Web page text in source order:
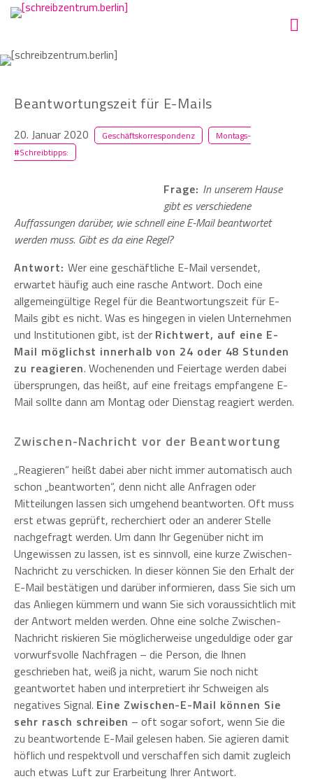
Beantwortungszeit für E-Mails
20. Januar 2020 Geschäftskorrespondenz
Montags-
#Schreibtipps:
Frage: In unserem Hause
gibt es verschiedene
Auffassungen darüber, wie schnell eine E-Mail beantwortet
werden muss. Gibt es da eine Regel?
Antwort: Wer eine geschäftliche E-Mail versendet,
erwartet häufig auch eine rasche Antwort. Doch eine
allgemeingültige Regel für die Beantwortungszeit für E-
Mails gibt es nicht. Was es hingegen in vielen Unternehmen
und Institutionen gibt, ist der Richtwert, auf eine E-
Mail möglichst innerhalb von 24 oder 48 Stunden
zu reagieren. Wochenenden und Feiertage werden dabei
übersprungen, das heißt, auf eine freitags empfangene E-
Mail sollte dann am Montag oder Dienstag reagiert werden.
Zwischen-Nachricht vor der Beantwortung
„Reagieren“ heißt dabei aber nicht immer automatisch auch
schon „beantworten“, denn nicht alle Anfragen oder
Mitteilungen lassen sich umgehend beantworten. Oft muss
erst etwas geprüft, recherchiert oder an anderer Stelle
nachgefragt werden. Um dann Ihr Gegenüber nicht im
Ungewissen zu lassen, ist es sinnvoll, eine kurze Zwischen-
Nachricht zu verschicken. In dieser können Sie den Erhalt der
E-Mail bestätigen und darüber informieren, dass Sie sich um
das Anliegen kümmern und wann Sie sich voraussichtlich mit
der Antwort melden werden. Ohne eine solche Zwischen-
Nachricht riskieren Sie möglicherweise ungeduldige oder gar
vorwurfsvolle Nachfragen – die Person, die Ihnen
geschrieben hat, weiß ja nicht, warum Sie noch nicht
geantwortet haben und interpretiert ihr Schweigen als
negatives Signal. Eine Zwischen-E-Mail können Sie
sehr rasch schreiben – oft sogar sofort, wenn Sie die
zu beantwortende E-Mail gelesen haben. Sie agieren damit
höflich und respektvoll und verschaffen sich damit zugleich
auch etwas Luft zur Erarbeitung Ihrer Antwort.